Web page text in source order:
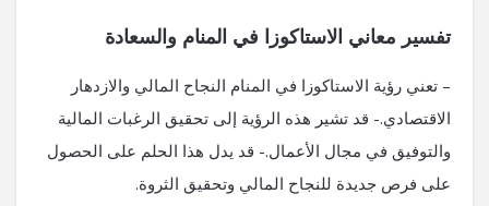
تفسير معاني الاستاكوزا في المنام والسعادة
– تعني رؤية الاستاكوزا في المنام النجاح المالي والازدهار
الاقتصادي.- قد تشير هذه الرؤية إلى تحقيق الرغبات المالية
والتوفيق في مجال الأعمال.- قد يدل هذا الحلم على الحصول
على فرص جديدة للنجاح المالي وتحقيق الثروة.